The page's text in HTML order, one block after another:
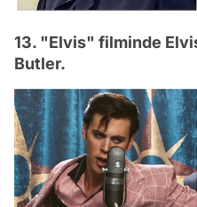
13. "Elvis" filminde
Butler.